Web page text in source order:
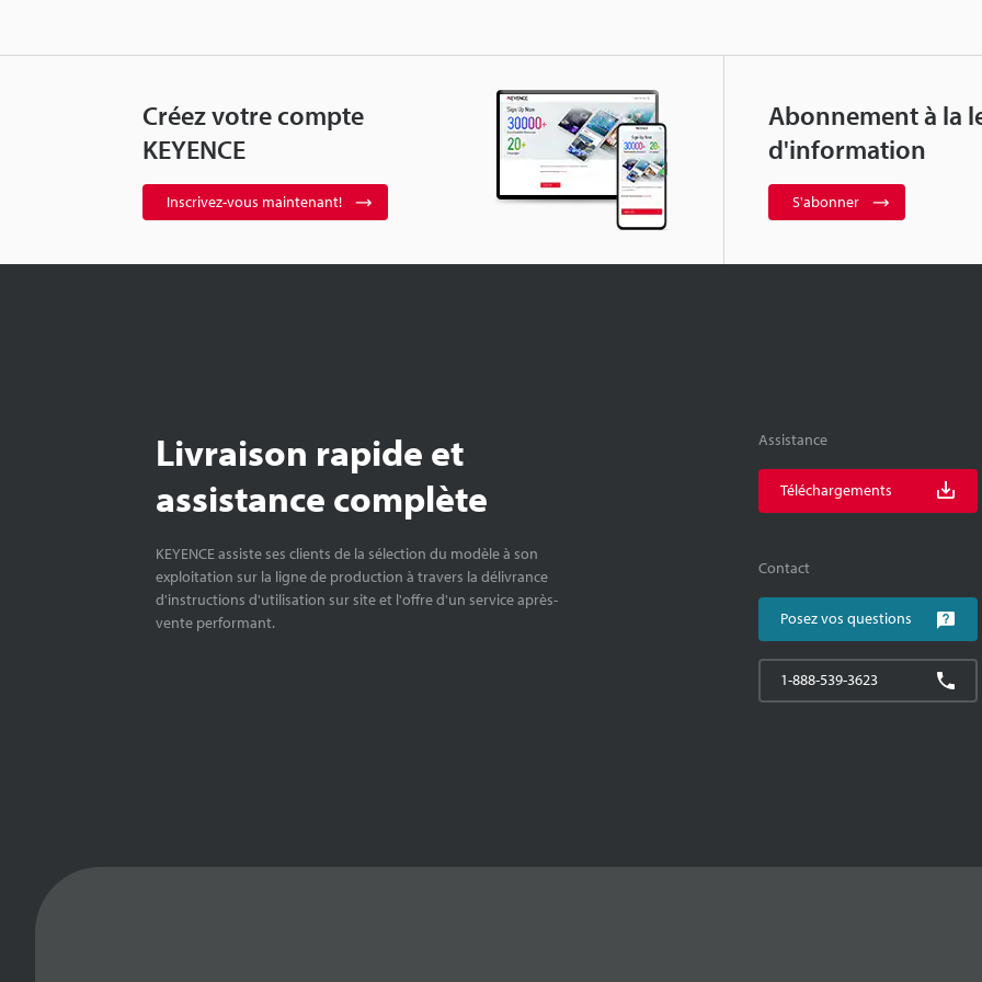
Créez votre compte
KEYENCE
Inscrivez-vous maintenant!
Abonnement à la
d'information
S'abonner
Livraison rapide et
assistance complète
KEYENCE assiste ses clients de la sélection du modèle à son
exploitation sur la ligne de production à travers la délivrance
d'instructions d'utilisation sur site et l'offre d'un service après-
vente performant.
Assistance
Téléchargements
Contact
Posez vos questions
1-888-539-3623